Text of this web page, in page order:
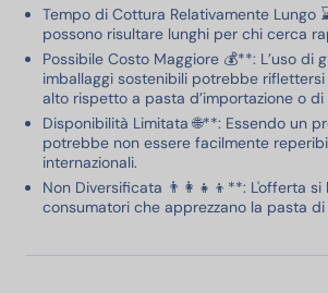
Tempo di Cottura Relativamente Lungo
possono risultare lunghi per chi cerca
Possibile Costo Maggiore 💰**: L’uso di
imballaggi sostenibili potrebbe riflettersi
alto rispetto a pasta d’importazione o
Disponibilità Limitata 🌐**: Essendo un
potrebbe non essere facilmente
internazionali.
Non Diversificata 👨‍👩‍👧‍👦**: L'offerta si
consumatori che apprezzano la pasta